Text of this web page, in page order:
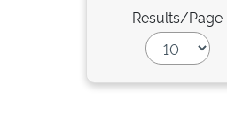
Results/Page